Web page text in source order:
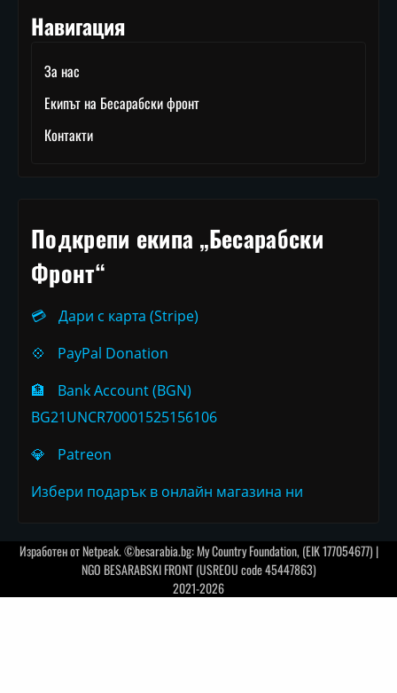
Навигация
За нас
Екипът на Бесарабски фронт
Контакти
Подкрепи екипа „Бесарабски
Фронт“
💳
Дари с карта (Stripe)
💠
PayPal Donation
🏦
Bank Account (BGN)
BG21UNCR70001525156106
💎
Patreon
Избери подарък в онлайн магазина ни
Изработен отNetpeak. ©besarabia.bg: My Country Foundation, (EIK 177054677) |
NGO BESARABSKI FRONT (USREOU code 45447863)
2021-2026